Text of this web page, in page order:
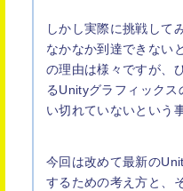
しかし実際に挑戦して
なかなか到達できない
の理由は様々ですが、
るUnityグラフィックス
い切れていないという
今回は改めて最新の
するための考え方と、